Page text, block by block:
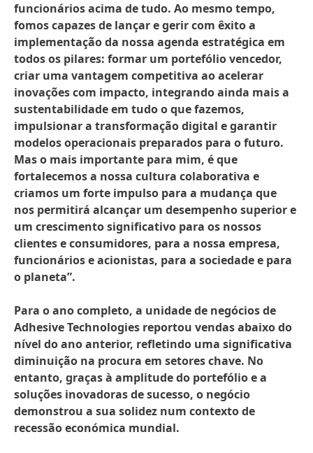
funcionários acima de tudo. Ao mesmo tempo,
fomos capazes de lançar e gerir com êxito a
implementação da nossa agenda estratégica em
todos os pilares: formar um portefólio vencedor,
criar uma vantagem competitiva ao acelerar
inovações com impacto, integrando ainda mais a
sustentabilidade em tudo o que fazemos,
impulsionar a transformação digital e garantir
modelos operacionais preparados para o futuro.
Mas o mais importante para mim, é que
fortalecemos a nossa cultura colaborativa e
criamos um forte impulso para a mudança que
nos permitirá alcançar um desempenho superior e
um crescimento significativo para os nossos
clientes e consumidores, para a nossa empresa,
funcionários e acionistas, para a sociedade e para
o planeta”.
Para o ano completo, a unidade de negócios de
Adhesive Technologies reportou vendas abaixo do
nível do ano anterior, refletindo uma significativa
diminuição na procura em setores chave. No
entanto, graças à amplitude do portefólio e a
soluções inovadoras de sucesso, o negócio
demonstrou a sua solidez num contexto de
recessão económica mundial.